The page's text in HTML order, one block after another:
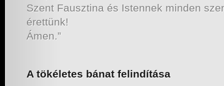
Szent Fausztina és Istennek minden
érettünk!
Ámen.”
A tökéletes bánat felindítása